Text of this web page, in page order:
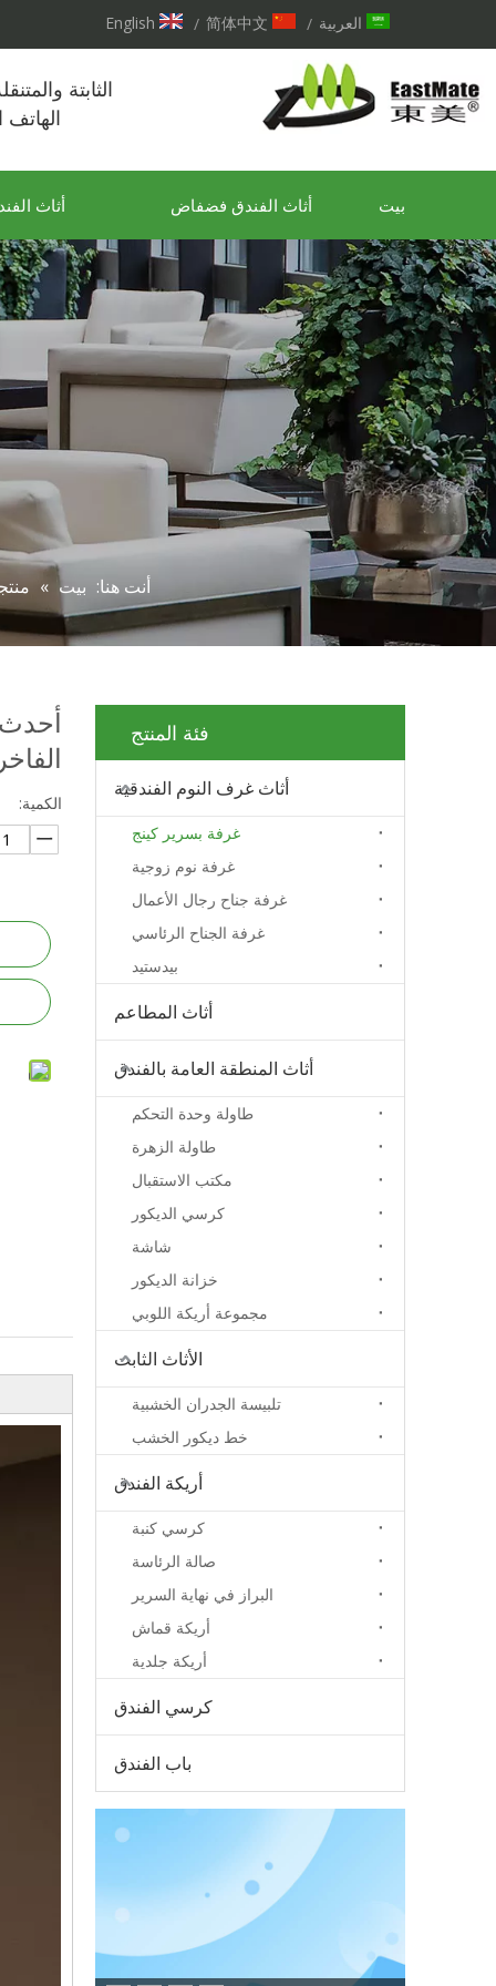
العربية /
简体中文
/
English
الثابتة
بيت أثاث الفندق فضفاض أثاث
أنت هنا: بيت »
الكمية:
فئة المنتج
أثاث غرف النوم الفندقية
غرفة بسرير كينج
غرفة نوم زوجية
غرفة جناح رجال الأعمال
غرفة الجناح الرئاسي
بيدستيد
أثاث المطاعم
أثاث المنطقة العامة بالفندق
طاولة وحدة التحكم
طاولة الزهرة
مكتب الاستقبال
كرسي الديكور
شاشة
خزانة الديكور
مجموعة أريكة اللوبي
الأثاث الثابت
تلبيسة الجدران الخشبية
خط ديكور الخشب
أريكة الفندق
كرسي كنبة
صالة الرئاسة
البراز في نهاية السرير
أريكة قماش
أريكة جلدية
كرسي الفندق
باب الفندق